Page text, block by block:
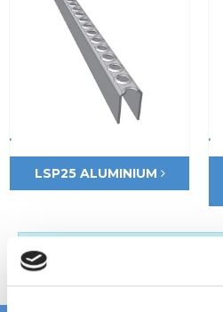
LSP25 ALUMINIUM